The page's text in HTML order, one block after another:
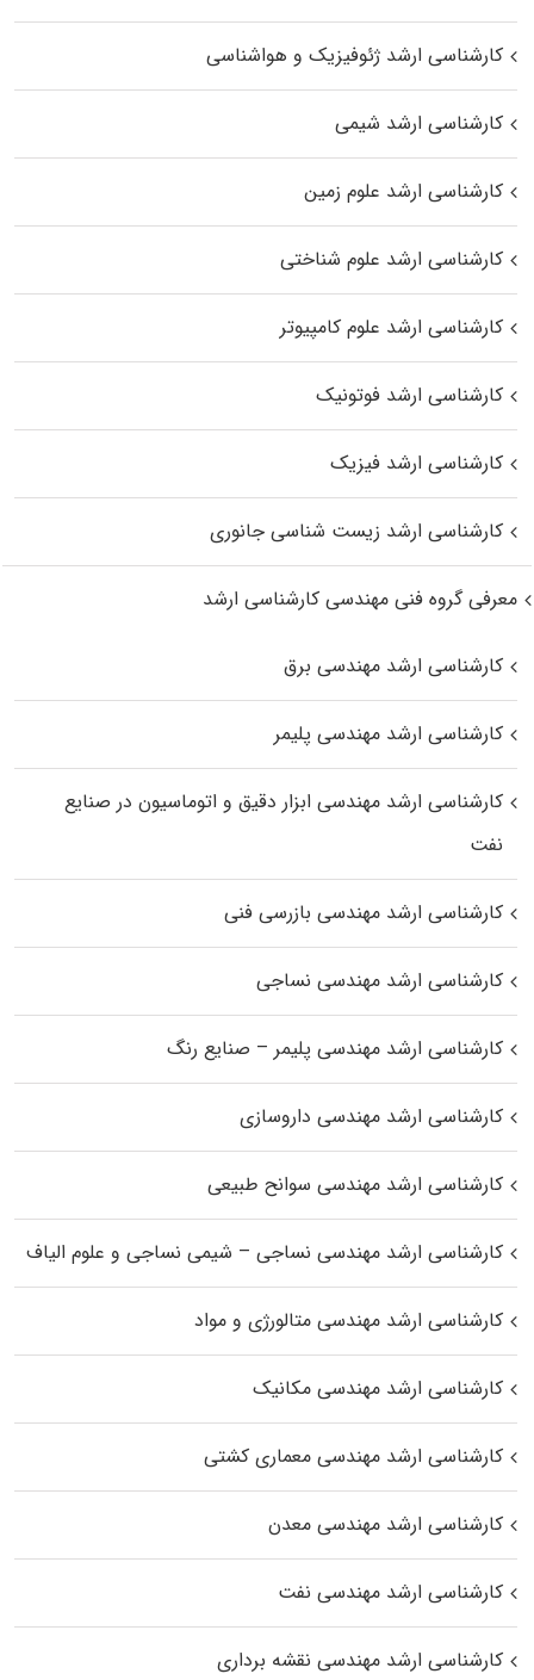
کارشناسی ارشد ژئوفیزیک و هواشناسی
کارشناسی ارشد شیمی
کارشناسی ارشد علوم زمین
کارشناسی ارشد علوم شناختی
کارشناسی ارشد علوم کامپیوتر
کارشناسی ارشد فوتونیک
کارشناسی ارشد فیزیک
کارشناسی ارشد زیست‌ شناسی جانوری
معرفی گروه فنی مهندسی کارشناسی ارشد
کارشناسی ارشد مهندسی برق
کارشناسی ارشد مهندسی پلیمر
کارشناسی ارشد مهندسی ابزار دقیق و اتوماسیون در صنایع
نفت
کارشناسی ارشد مهندسی بازرسی فنی
کارشناسی ارشد مهندسی نساجی
کارشناسی ارشد مهندسی پلیمر – صنایع رنگ
کارشناسی ارشد مهندسی داروسازی
کارشناسی ارشد مهندسی سوانح طبیعی
کارشناسی ارشد مهندسی نساجی – شیمی نساجی و علوم الیاف
کارشناسی ارشد مهندسی متالورژی و مواد
کارشناسی ارشد مهندسی مکانیک
کارشناسی ارشد مهندسی معماری کشتی
کارشناسی ارشد مهندسی معدن
کارشناسی ارشد مهندسی نفت
کارشناسی ارشد مهندسی نقشه برداری